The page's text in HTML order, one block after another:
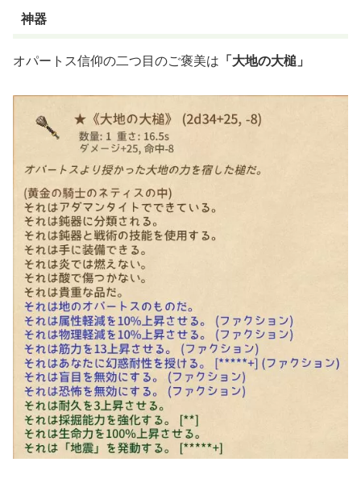
神器
オパートス信仰の二つ目のご褒美は 「大地の大槌」